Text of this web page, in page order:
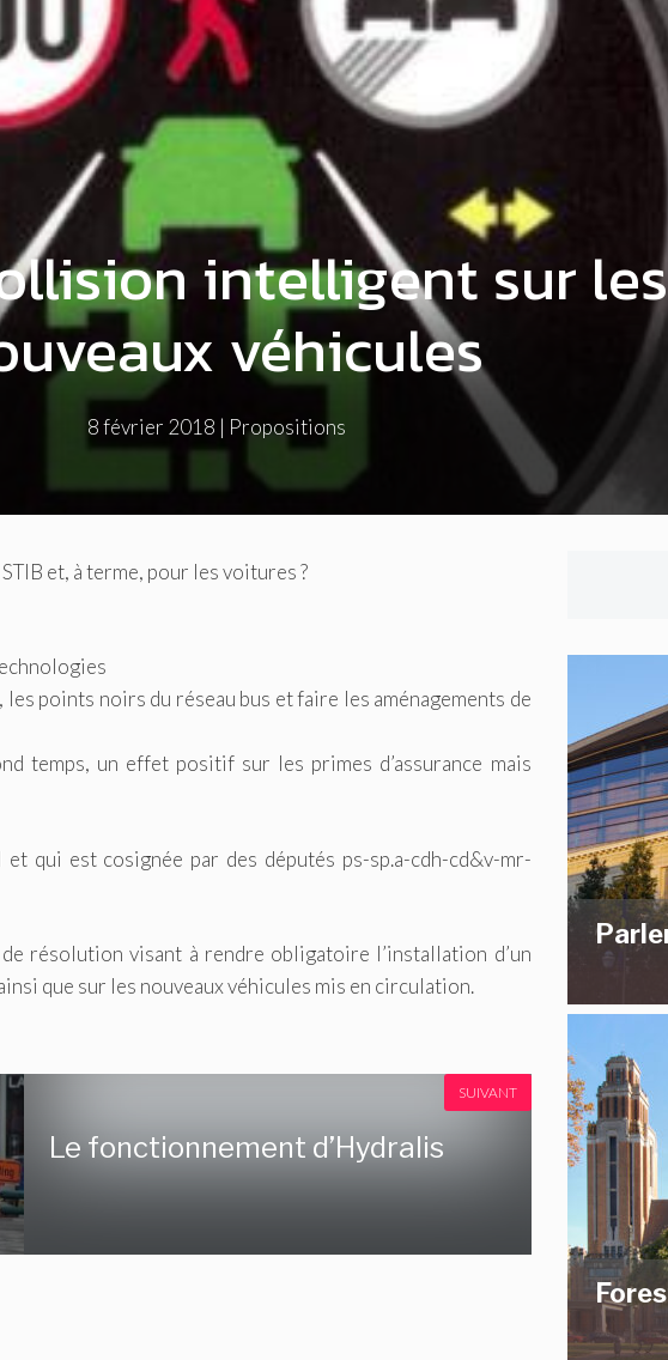
intelligent sur
véhicules
8 février 2018 | Propositions
et, à terme, pour les voitures ?
points noirs du réseau bus et faire les aménagements de
temps, un effet positif sur les primes d’assurance mais
qui est cosignée par des députés ps-sp.a-cdh-cd&v-mr-
résolution visant à rendre obligatoire l’installation d’un
que sur les nouveaux véhicules mis en circulation.
Le fonctionnement d’Hydralis
SUIVANT